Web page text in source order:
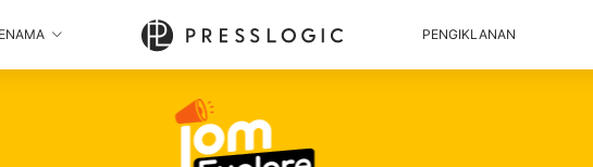
PENGIKLANAN